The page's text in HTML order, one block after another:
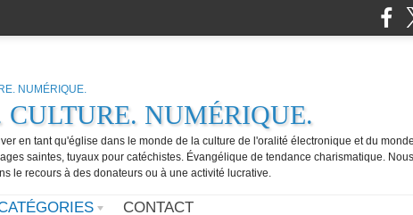
CULTURE. NUMÉRIQUE.
en tant qu'église dans le monde de la culture de l'oralité électronique et du
saintes, tuyaux pour catéchistes. Évangélique de tendance charismatique.
le recours à des donateurs ou à une activité lucrative.
CONTACT